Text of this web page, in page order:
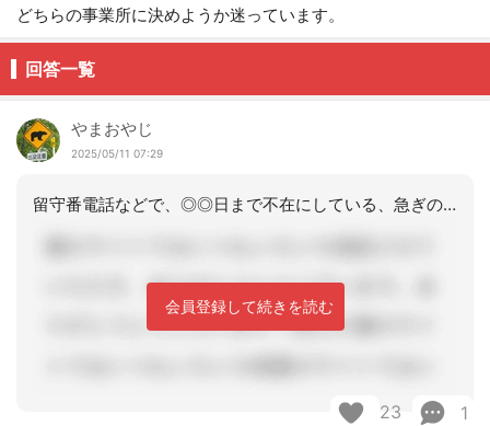
どちらの事業所に決めようか迷っています。
回答一覧
やまおやじ
2025/05/11 07:29
留守番電話などで、◎◎日まで不在にしている、急ぎのご用がある方は録音して下さい、
会員登録して続きを読む
23 1